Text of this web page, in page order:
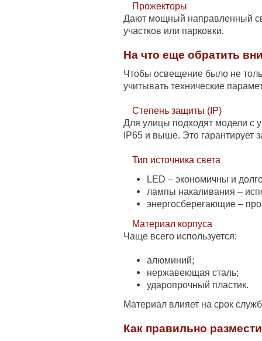
Прожекторы
Дают мощный направленный
участков или парковки.
На что еще обратить
Чтобы освещение было не
учитывать технические
Степень защиты (IP)
Для улицы подходят модели с
IP65 и выше. Это гарантирует
Тип источника света
LED – экономичны и
лампы накаливания –
энергосберегающие –
Материал корпуса
Чаще всего используется:
алюминий;
нержавеющая сталь;
ударопрочный пластик.
Материал влияет на срок
Как правильно